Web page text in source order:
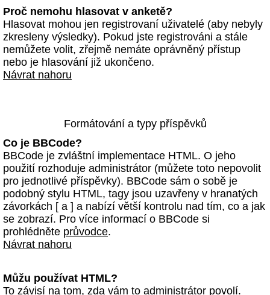
Proč nemohu hlasovat v anketě?
Hlasovat mohou jen registrovaní uživatelé (aby nebyly
zkresleny výsledky). Pokud jste registrováni a stále
nemůžete volit, zřejmě nemáte oprávněný přístup
nebo je hlasování již ukončeno.
Návrat nahoru
Formátování a typy příspěvků
Co je BBCode?
BBCode je zvláštní implementace HTML. O jeho
použití rozhoduje administrátor (můžete toto nepovolit
pro jednotlivé příspěvky). BBCode sám o sobě je
podobný stylu HTML, tagy jsou uzavřeny v hranatých
závorkách [ a ] a nabízí větší kontrolu nad tím, co a jak
se zobrazí. Pro více informací o BBCode si
prohlédněte průvodce.
Návrat nahoru
Můžu používat HTML?
To závisí na tom, zda vám to administrátor povolí.